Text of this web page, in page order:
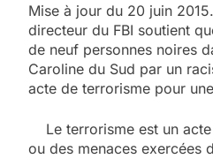
Mise à jour du 20 juin
directeur du FBI soutient
de neuf personnes noires
Caroline du Sud par un
acte de terrorisme pour
Le terrorisme est un
ou des menaces exercées